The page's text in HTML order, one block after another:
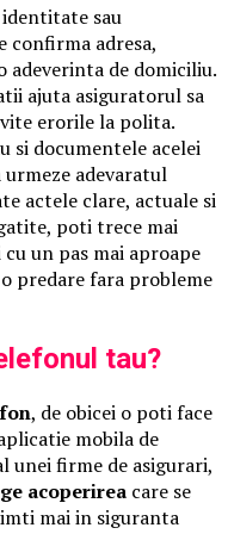
sau
confirma adresa,
adeverinta de domiciliu.
ajuta asiguratorul sa
erorile la polita.
si documentele acelei
urmeze adevaratul
actele clare, actuale si
poti trece mai
un pas mai aproape
o predare fara probleme
tau?
, de obicei o poti face
mobila de
unei firme de asigurari,
acoperirea care se
mai in siguranta